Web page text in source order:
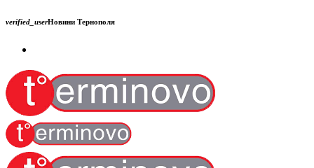
verified_userНовини Тернополя